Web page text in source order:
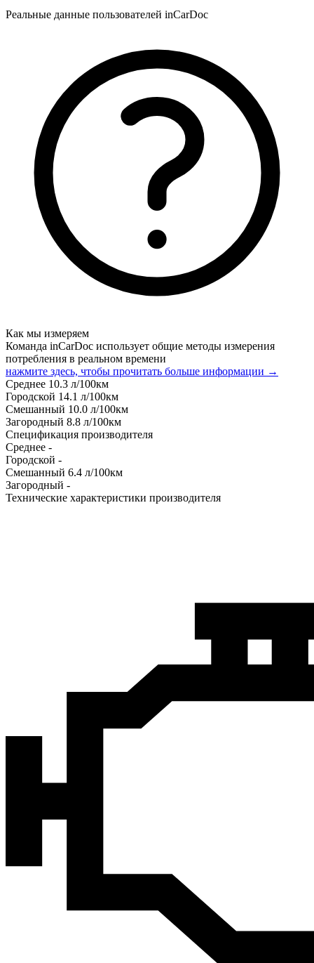
Реальные данные пользователей inCarDoc
Как мы измеряем
Команда inCarDoc использует общие методы измерения
потребления в реальном времени
нажмите здесь, чтобы прочитать больше информации →
Среднее 10.3 л/100км
Городской 14.1 л/100км
Смешанный 10.0 л/100км
Загородный 8.8 л/100км
Спецификация производителя
Среднее -
Городской -
Смешанный 6.4 л/100км
Загородный -
Технические характеристики производителя